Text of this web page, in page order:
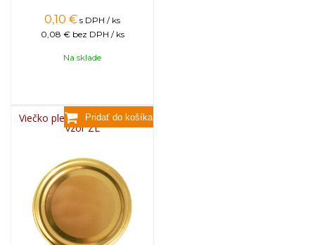
0,10 € s DPH / ks
0,08 € bez DPH / ks
Na sklade
Viečko plechové TWIST 82 -
vzor ZL